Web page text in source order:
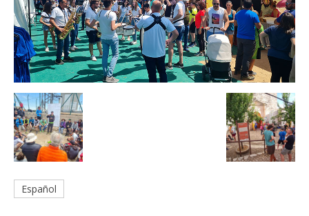
Español